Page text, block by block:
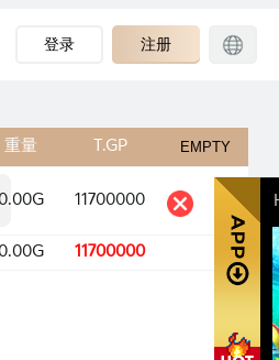
登录 注册
重量 T.GP
11700000
11700000